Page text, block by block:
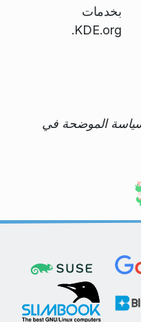
بخدمات
KDE.org.
الموضحة في